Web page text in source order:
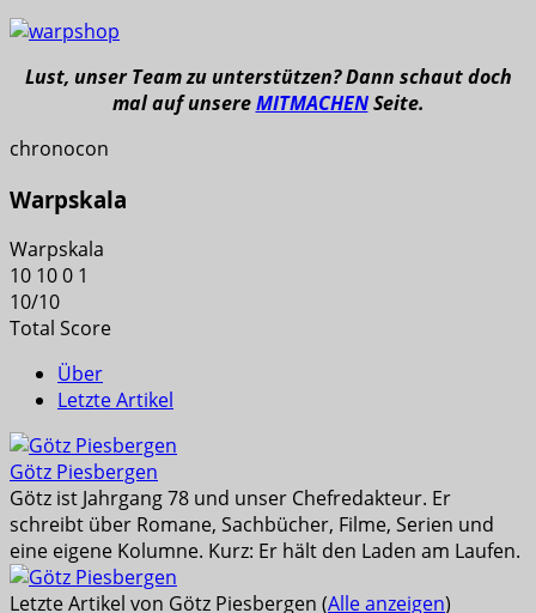
Lust, unser Team zu unterstützen? Dann schaut doch
mal auf unsereMITMACHENSeite.
chronocon
Warpskala
Warpskala
10 100 1
10/10
Total Score
Über
Letzte Artikel
Götz Piesbergen
Götz ist Jahrgang 78 und unser Chefredakteur. Er
schreibt über Romane, Sachbücher, Filme, Serien und
eine eigene Kolumne. Kurz: Er hält den Laden am Laufen.
Letzte Artikel von Götz Piesbergen (Alle anzeigen)